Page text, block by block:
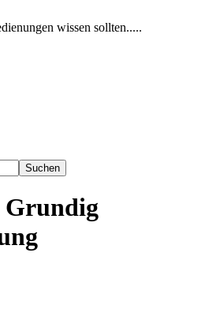
wissen sollten.....
Suchen
Grundig